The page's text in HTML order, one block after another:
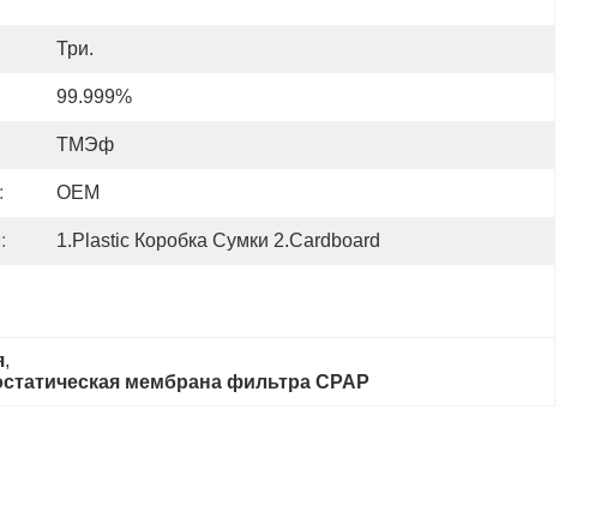
Три.
99.999%
ТМЭф
OEM
1.Plastic Коробка Сумки 2.Cardboard
,
мембрана фильтра CPAP